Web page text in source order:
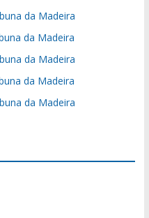
da Madeira
da Madeira
da Madeira
da Madeira
da Madeira